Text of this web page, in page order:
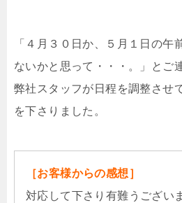
「４月３０日か、５月１日の午
ないかと思って・・・。」とご
弊社スタッフが日程を調整させ
を下さりました。
［お客様からの感想］
対応して下さり有難うござい